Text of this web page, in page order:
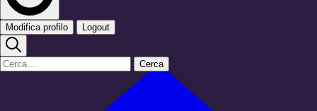
Modifica profilo Logout
Cerca